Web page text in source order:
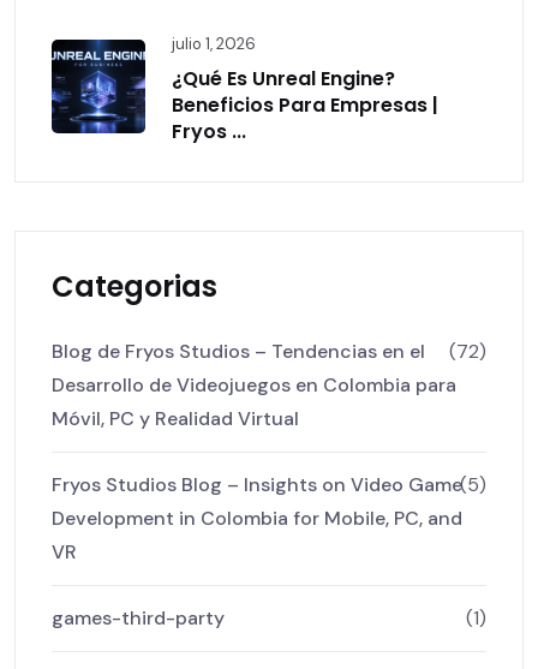
julio 1, 2026
¿Qué Es Unreal Engine?
Beneficios Para Empresas |
Fryos ...
Categorias
Blog de Fryos Studios – Tendencias en el
Desarrollo de Videojuegos en Colombia para
Móvil, PC y Realidad Virtual
(72)
Fryos Studios Blog – Insights on Video Game
Development in Colombia for Mobile, PC, and
VR
(5)
games-third-party (1)